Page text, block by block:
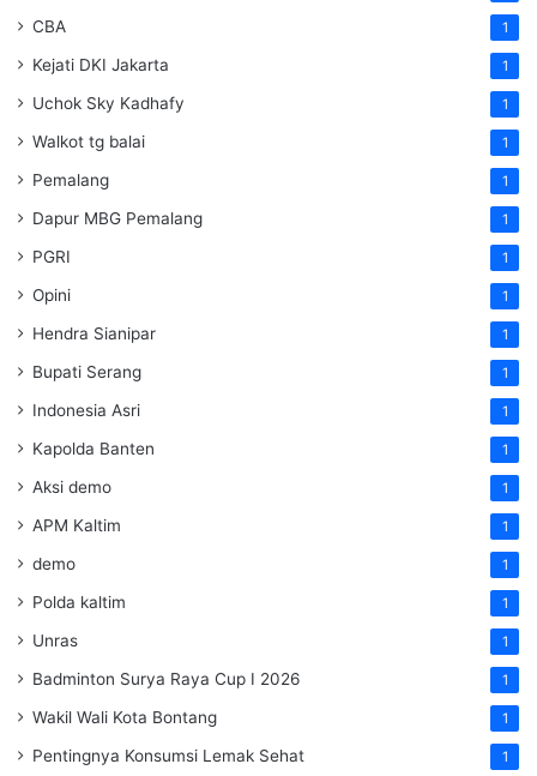
CBA 1
Kejati DKI Jakarta 1
Uchok Sky Kadhafy 1
Walkot tg balai 1
Pemalang 1
Dapur MBG Pemalang 1
PGRI 1
Opini 1
Hendra Sianipar 1
Bupati Serang 1
Indonesia Asri 1
Kapolda Banten 1
Aksi demo 1
APM Kaltim 1
demo 1
Polda kaltim 1
Unras 1
Badminton Surya Raya Cup I 2026 1
Wakil Wali Kota Bontang 1
Pentingnya Konsumsi Lemak Sehat 1